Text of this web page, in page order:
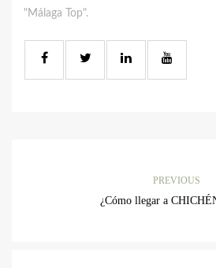
"Málaga Top".
PREVIOUS
¿Cómo llegar a